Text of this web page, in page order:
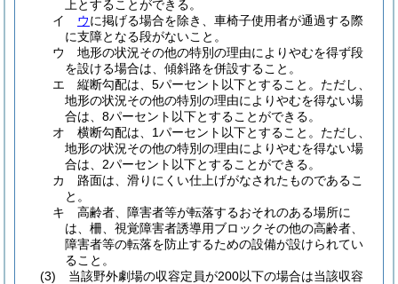
上とすることができる。
イ
ウに掲げる場合を除き、車椅子使用者が通過する際
に支障となる段がないこと。
ウ
地形の状況その他の特別の理由によりやむを得ず段
を設ける場合は、傾斜路を併設すること。
エ
縦断勾配は、5パーセント以下とすること。 ただし、
地形の状況その他の特別の理由によりやむを得ない場
合は、8パーセント以下とすることができる。
オ
横断勾配は、1パーセント以下とすること。 ただし、
地形の状況その他の特別の理由によりやむを得ない場
合は、2パーセント以下とすることができる。
カ
路面は、滑りにくい仕上げがなされたものであるこ
と。
キ
高齢者、障害者等が転落するおそれのある場所に
は、柵、視覚障害者誘導用ブロックその他の高齢者、
障害者等の転落を防止するための設備が設けられてい
ること。
(3)
当該野外劇場の収容定員が200以下の場合は当該収容